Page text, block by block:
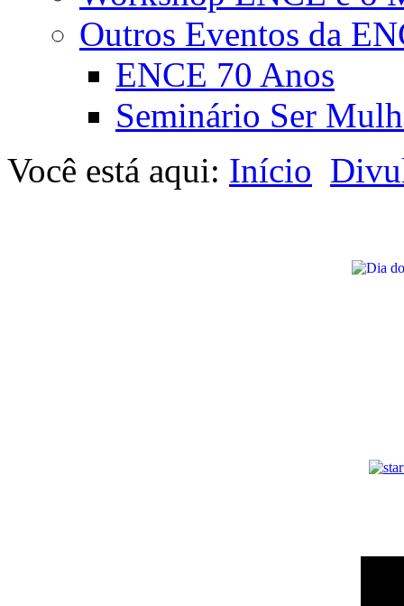
Outros Eventos da
ENCE 70 Anos
Seminário Ser
Você está aqui: Início